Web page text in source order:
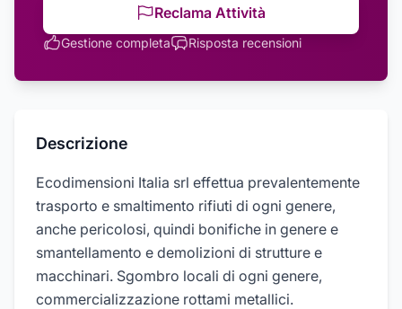
Reclama Attività
Gestione completa Risposta recensioni
Descrizione
Ecodimensioni Italia srl effettua prevalentemente
trasporto e smaltimento rifiuti di ogni genere,
anche pericolosi, quindi bonifiche in genere e
smantellamento e demolizioni di strutture e
macchinari. Sgombro locali di ogni genere,
commercializzazione rottami metallici.